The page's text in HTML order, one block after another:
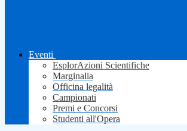
Eventi
EsplorAzioni Scientifiche
Marginalia
Officina legalità
Campionati
Premi e Concorsi
Studenti all'Opera